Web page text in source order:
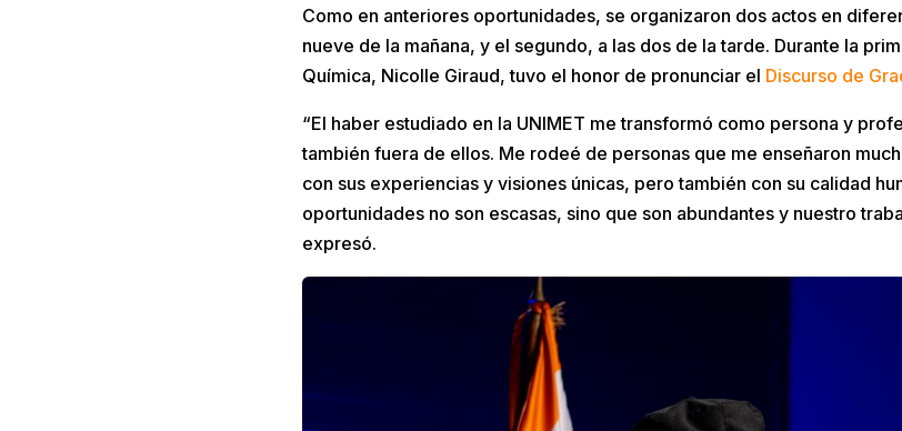
Como en anteriores oportunidades, se organizaron dos actos en
nueve de la mañana, y el segundo, a las dos de la tarde. Durante la
Química, Nicolle Giraud, tuvo el honor de pronunciar el Discurso de
“El haber estudiado en la UNIMET me transformó como persona y
también fuera de ellos. Me rodeé de personas que me enseñaron
con sus experiencias y visiones únicas, pero también con su calidad
oportunidades no son escasas, sino que son abundantes y nuestro
expresó.